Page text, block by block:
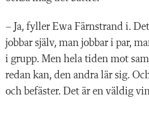
– Ja, fyller Ewa Färnstrand i.
jobbar själv, man jobbar i par,
i grupp. Men hela tiden mot
redan kan, den andra lär sig.
och befäster. Det är en väldig